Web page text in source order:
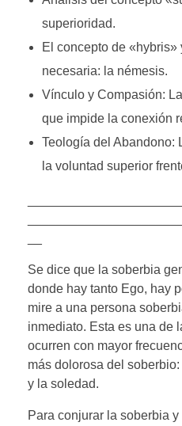
superioridad.
El concepto de «hybris»
necesaria: la némesis.
Vínculo y Compasión:
que impide la conexión
Teología del Abandono:
la voluntad superior
Se dice que la soberbia
donde hay tanto Ego, hay
mire a una persona
inmediato. Esta es una de
ocurren con mayor
más dolorosa del
y la soledad.
Para conjurar la soberbia